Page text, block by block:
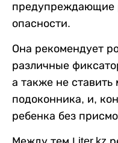
предупреждающие
опасности.
Она рекомендует
различные
а также не ставить
подоконника, и,
ребенка без